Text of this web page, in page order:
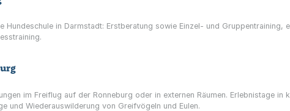
Hundeschule in Darmstadt: Erstberatung sowie Einzel- und Gruppentraining,
im Freiflug auf der Ronneburg oder in externen Räumen. Erlebnistage
und Wiederauswilderung von Greifvögeln und Eulen.